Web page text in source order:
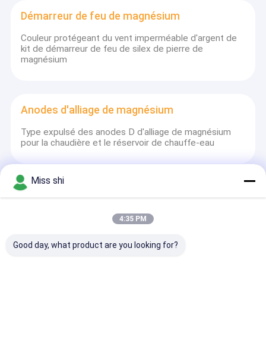
Démarreur de feu de magnésium
Couleur protégeant du vent imperméable d'argent de
kit de démarreur de feu de silex de pierre de
magnésium
Anodes d'alliage de magnésium
Type expulsé des anodes D d'alliage de magnésium
pour la chaudière et le réservoir de chauffe-eau
Extrusion de magnésium
L'extrusion de radiateur de radiateurs d'alliage de
magnésium profile le modèle matériel multi
Miss shi
4:35 PM
Good day, what product are you looking for?